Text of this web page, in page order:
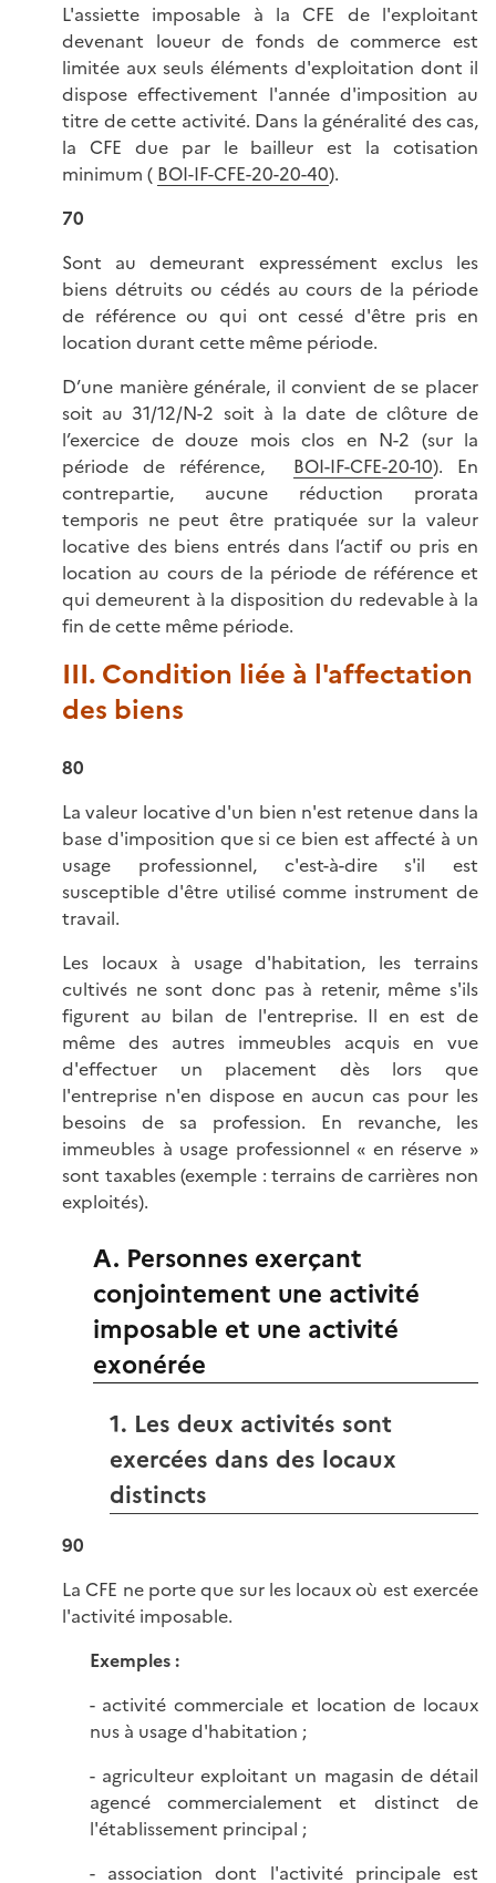
L'assiette imposable à la CFE de l'exploitant
devenant loueur de fonds de commerce est
limitée aux seuls éléments d'exploitation dont il
dispose effectivement l'année d'imposition au
titre de cette activité. Dans la généralité des cas,
la CFE due par le bailleur est la cotisation
minimum ( BOI-IF-CFE-20-20-40).
70
Sont au demeurant expressément exclus les
biens détruits ou cédés au cours de la période
de référence ou qui ont cessé d'être pris en
location durant cette même période.
D’une manière générale, il convient de se placer
soit au 31/12/N-2 soit à la date de clôture de
l’exercice de douze mois clos en N-2 (sur la
période de référence, BOI-IF-CFE-20-10). En
contrepartie, aucune réduction prorata
temporis ne peut être pratiquée sur la valeur
locative des biens entrés dans l’actif ou pris en
location au cours de la période de référence et
qui demeurent à la disposition du redevable à la
fin de cette même période.
III. Condition liée à l'affectation
des biens
80
La valeur locative d'un bien n'est retenue dans la
base d'imposition que si ce bien est affecté à un
usage professionnel, c'est-à-dire s'il est
susceptible d'être utilisé comme instrument de
travail.
Les locaux à usage d'habitation, les terrains
cultivés ne sont donc pas à retenir, même s'ils
figurent au bilan de l'entreprise. Il en est de
même des autres immeubles acquis en vue
d'effectuer un placement dès lors que
l'entreprise n'en dispose en aucun cas pour les
besoins de sa profession. En revanche, les
immeubles à usage professionnel « en réserve »
sont taxables (exemple : terrains de carrières non
exploités).
A. Personnes exerçant
conjointement une activité
imposable et une activité
exonérée
1. Les deux activités sont
exercées dans des locaux
distincts
90
La CFE ne porte que sur les locaux où est exercée
l'activité imposable.
Exemples :
- activité commerciale et location de locaux
nus à usage d'habitation ;
- agriculteur exploitant un magasin de détail
agencé commercialement et distinct de
l'établissement principal ;
- association dont l'activité principale est